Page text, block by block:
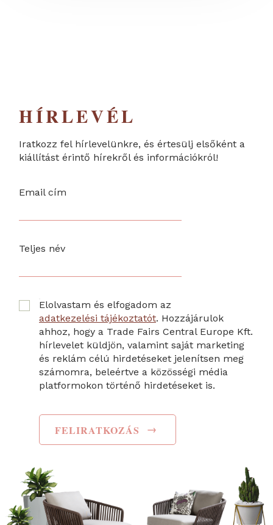
HÍRLEVÉL
Iratkozz fel hírlevelünkre, és értesülj elsőként a
kiállítást érintő hírekről és információkról!
Email cím
Teljes név
Elolvastam és elfogadom az
adatkezelési tájékoztatót. Hozzájárulok
ahhoz, hogy a Trade Fairs Central Europe Kft.
hírlevelet küldjön, valamint saját marketing
és reklám célú hirdetéseket jelenítsen meg
számomra, beleértve a közösségi média
platformokon történő hirdetéseket is.
FELIRATKOZÁS →